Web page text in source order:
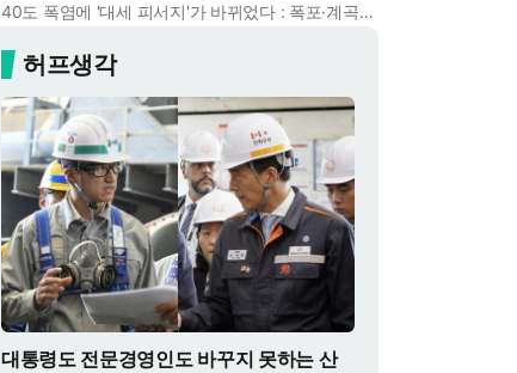
40도 폭염에 '대세 피서지'가 바뀌었다 : 폭포·계곡보다 이곳으로 더 몰린다
허프생각
대통령도 전문경영인도 바꾸지 못하는 산